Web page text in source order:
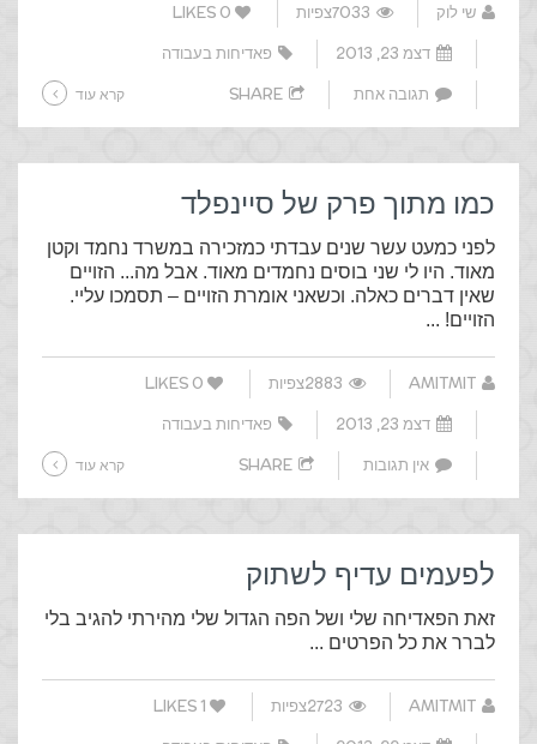
שי לוק 7033צפיות 0
LIKES
דצמ 23, 2013
פאדיחות בעבודה
תגובה אחת
SHARE קרא עוד
כמו מתוך פרק של סיינפלד
לפני כמעט עשר שנים עבדתי כמזכירה במשרד נחמד וקטן
מאוד. היו לי שני בוסים נחמדים מאוד. אבל מה... הזויים
שאין דברים כאלה. וכשאני אומרת הזויים – תסמכו עליי.
הזויים! ...
AMITMIT 2883צפיות 0
LIKES
דצמ 23, 2013
פאדיחות בעבודה
אין תגובות
SHARE קרא עוד
לפעמים עדיף לשתוק
זאת הפאדיחה שלי ושל הפה הגדול שלי מהירתי להגיב בלי
לברר את כל הפרטים ...
AMITMIT 2723צפיות 1
LIKES